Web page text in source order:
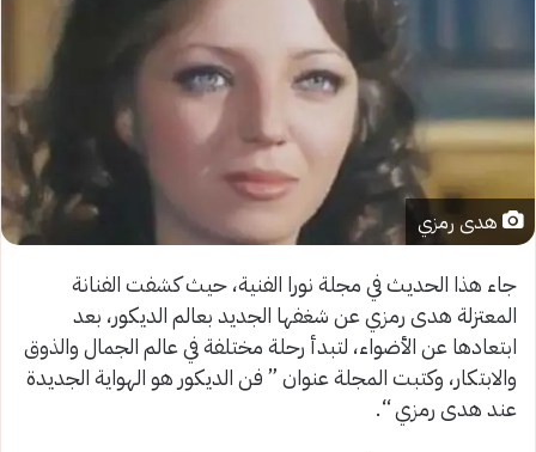
هدى رمزي
جاء هذا الحديث في مجلة نورا الفنية، حيث كشفت الفنانة
المعتزلة هدى رمزي عن شغفها الجديد بعالم الديكور، بعد
ابتعادها عن الأضواء، لتبدأ رحلة مختلفة في عالم الجمال والذوق
والابتكار، وكتبت المجلة عنوان ” فن الديكور هو الهواية الجديدة
عند هدى رمزي “.